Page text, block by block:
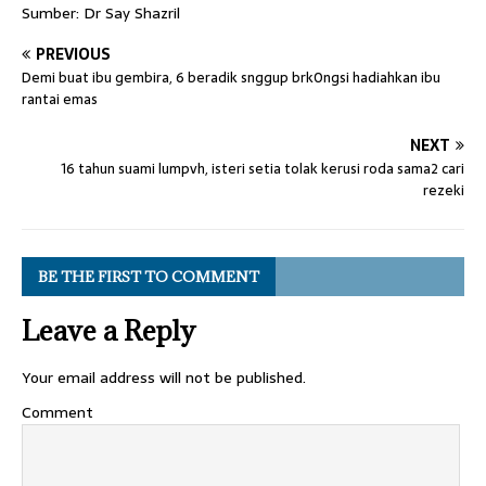
Sumber: Dr Say Shazril
PREVIOUS
Demi buat ibu gembira, 6 beradik snggup brk0ngsi hadiahkan ibu
rantai emas
NEXT
16 tahun suami lumpvh, isteri setia tolak kerusi roda sama2 cari
rezeki
BE THE FIRST TO COMMENT
Leave a Reply
Your email address will not be published.
Comment